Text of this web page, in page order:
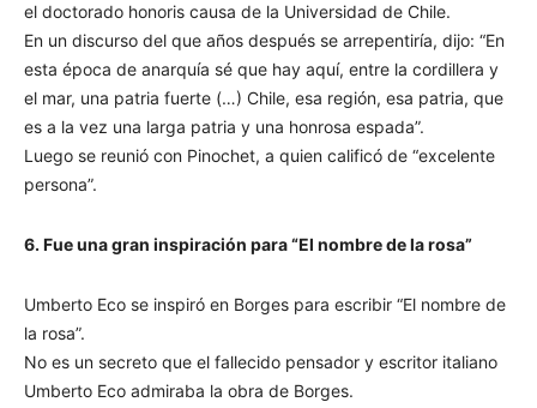
el doctorado honoris causa de la Universidad de Chile.
En un discurso del que años después se arrepentiría, dijo: “En
esta época de anarquía sé que hay aquí, entre la cordillera y
el mar, una patria fuerte (…) Chile, esa región, esa patria, que
es a la vez una larga patria y una honrosa espada”.
Luego se reunió con Pinochet, a quien calificó de “excelente
persona”.
6. Fue una gran inspiración para “El nombre de la rosa”
Umberto Eco se inspiró en Borges para escribir “El nombre de
la rosa”.
No es un secreto que el fallecido pensador y escritor italiano
Umberto Eco admiraba la obra de Borges.